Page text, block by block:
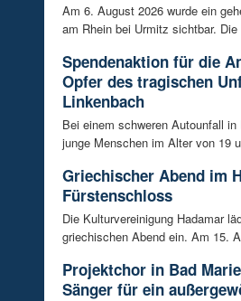
Am 6. August 2026 wurde ein
am Rhein bei Urmitz sichtbar.
Spendenaktion für die
Opfer des tragischen
Linkenbach
Bei einem schweren Autounfall
junge Menschen im Alter von 19
Griechischer Abend im
Fürstenschloss
Die Kulturvereinigung Hadamar
griechischen Abend ein. Am 15.
Projektchor in Bad
Sänger für ein